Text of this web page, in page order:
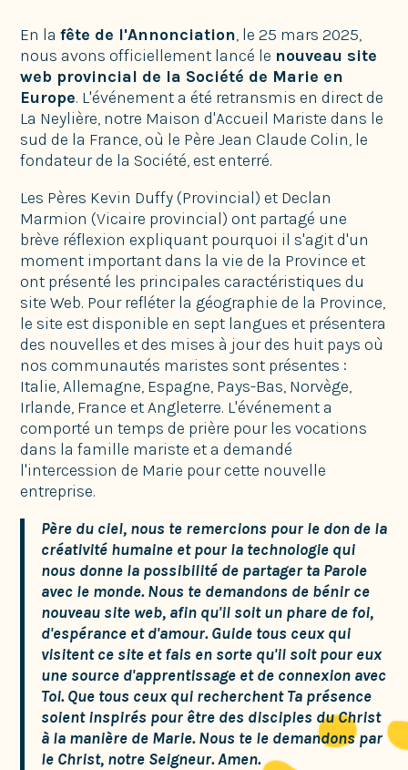
En lafête de l'Annonciation, le 25 mars 2025,
nous avons officiellement lancé le nouveau site
web provincial de la Société de Marie en
Europe. L'événement a été retransmis en direct de
La Neylière, notre Maison d'Accueil Mariste dans le
sud de la France, où le Père Jean Claude Colin, le
fondateur de la Société, est enterré.
Les Pères Kevin Duffy (Provincial) et Declan
Marmion (Vicaire provincial) ont partagé une
brève réflexion expliquant pourquoi il s'agit d'un
moment important dans la vie de la Province et
ont présenté les principales caractéristiques du
site Web. Pour refléter la géographie de la Province,
le site est disponible en sept langues et présentera
des nouvelles et des mises à jour des huit pays où
nos communautés maristes sont présentes :
Italie, Allemagne, Espagne, Pays-Bas, Norvège,
Irlande, France et Angleterre. L'événement a
comporté un temps de prière pour les vocations
dans la famille mariste et a demandé
l'intercession de Marie pour cette nouvelle
entreprise.
Père du ciel, nous te remercions pour le don de la
créativité humaine et pour la technologie qui
nous donne la possibilité de partager ta Parole
avec le monde. Nous te demandons de bénir ce
nouveau site web, afin qu'il soit un phare de foi,
d'espérance et d'amour. Guide tous ceux qui
visitent ce site et fais en sorte qu'il soit pour eux
une source d'apprentissage et de connexion avec
Toi. Que tous ceux qui recherchent Ta présence
soient inspirés pour être des disciples du Christ
à la manière de Marie. Nous te le demandons par
le Christ, notre Seigneur. Amen.